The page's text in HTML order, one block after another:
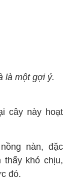
là một gợi ý.
cây này hoạt
nàn, đặc
thấy khó chịu,
đó.